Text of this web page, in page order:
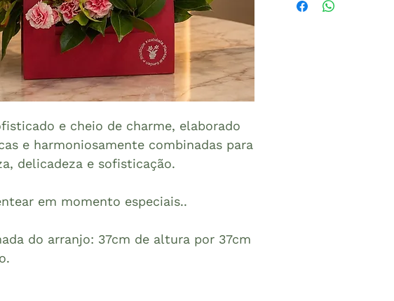
e cheio de charme, elaborado
e harmoniosamente combinadas para
delicadeza e sofisticação.
em momento especiais..
do arranjo: 37cm de altura por 37cm